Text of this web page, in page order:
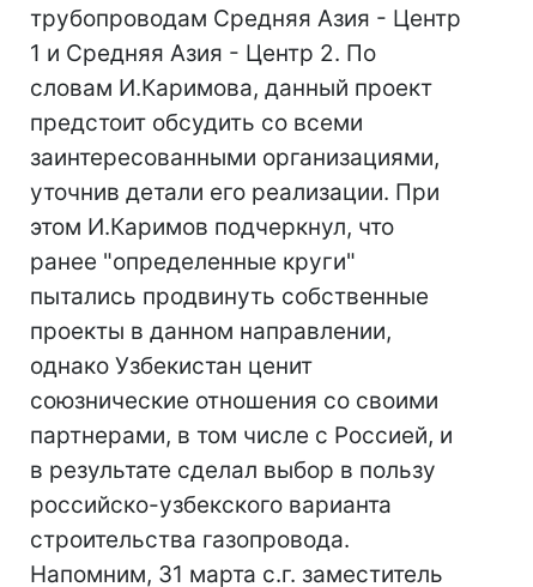
трубопроводам Средняя Азия - Центр
1 и Средняя Азия - Центр 2. По
словам И.Каримова, данный проект
предстоит обсудить со всеми
заинтересованными организациями,
уточнив детали его реализации. При
этом И.Каримов подчеркнул, что
ранее "определенные круги"
пытались продвинуть собственные
проекты в данном направлении,
однако Узбекистан ценит
союзнические отношения со своими
партнерами, в том числе с Россией, и
в результате сделал выбор в пользу
российско-узбекского варианта
строительства газопровода.
Напомним, 31 марта с.г. заместитель